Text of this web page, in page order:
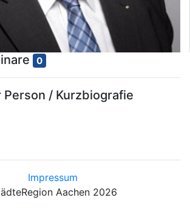
0
Person / Kurzbiografie
Impressum
Aachen 2026